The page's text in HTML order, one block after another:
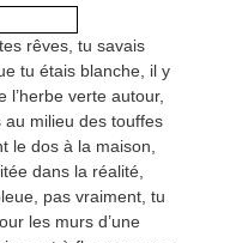
rêves, tu savais
tu étais blanche, il y
verte autour,
milieu des touffes
le dos à la maison,
dans la réalité,
pas vraiment, tu
les murs d’une